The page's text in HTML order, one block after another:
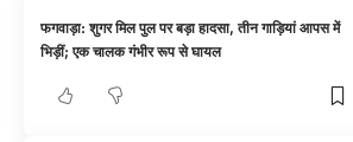
फगवाड़ा: शुगर मिल पुल पर बड़ा हादसा, तीन गाड़ियां आपस में
भिड़ीं; एक चालक गंभीर रूप से घायल